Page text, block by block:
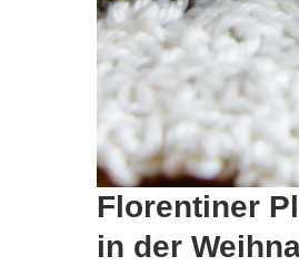
Florentiner
in der